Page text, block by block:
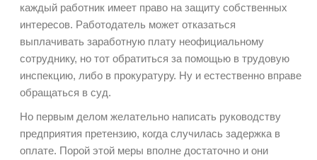
каждый работник имеет право на защиту собственных
интересов. Работодатель может отказаться
выплачивать заработную плату неофициальному
сотруднику, но тот обратиться за помощью в трудовую
инспекцию, либо в прокуратуру. Ну и естественно вправе
обращаться в суд.
Но первым делом желательно написать руководству
предприятия претензию, когда случилась задержка в
оплате. Порой этой меры вполне достаточно и они